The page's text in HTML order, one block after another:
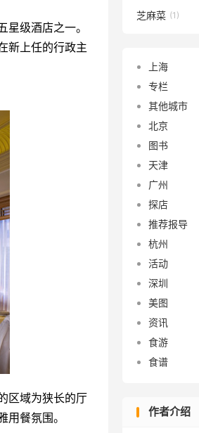
级酒店之一。
新上任的行政主
区域为狭长的厅
餐氛围。
芝麻菜 (1)
上海
专栏
其他城市
北京
图书
天津
广州
探店
推荐报导
杭州
活动
深圳
美图
资讯
食游
食谱
作者介绍